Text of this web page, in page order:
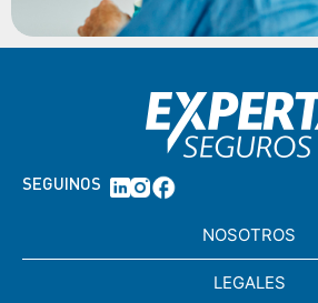
SEGUINOS
NOSOTROS
LEGALES